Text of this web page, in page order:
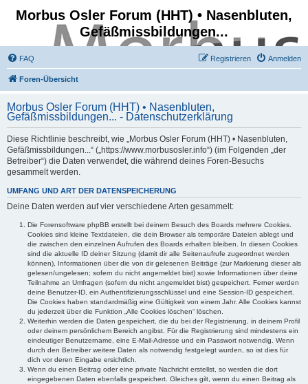
Morbus Osler Forum (HHT) • Nasenbluten,
Gefäßmissbildungen...
FAQ Anmelden
Registrieren
Foren-Übersicht
Morbus Osler Forum (HHT) • Nasenbluten,
Gefäßmissbildungen... - Datenschutzerklärung
Diese Richtlinie beschreibt, wie „Morbus Osler Forum (HHT) • Nasenbluten,
Gefäßmissbildungen...“ („https://www.morbusosler.info“) (im Folgenden „der
Betreiber“) die Daten verwendet, die während deines Foren-Besuchs
gesammelt werden.
UMFANG UND ART DER DATENSPEICHERUNG
Deine Daten werden auf vier verschiedene Arten gesammelt:
Die Forensoftware phpBB erstellt bei deinem Besuch des Boards mehrere Cookies.
Cookies sind kleine Textdateien, die dein Browser als temporäre Dateien ablegt und
die zwischen den einzelnen Aufrufen des Boards erhalten bleiben. In diesen Cookies
sind die aktuelle ID deiner Sitzung (damit dir alle Seitenaufrufe zugeordnet werden
können), Informationen über die von dir gelesenen Beiträge (zur Markierung dieser als
gelesen/ungelesen; sofern du nicht angemeldet bist) sowie Informationen über deine
Teilnahme an Umfragen (sofern du nicht angemeldet bist) gespeichert. Ferner werden
deine Benutzer-ID, ein Authentifizierungsschlüssel und eine Session-ID gespeichert.
Die Cookies haben standardmäßig eine Gültigkeit von einem Jahr. Alle Cookies kannst
du jederzeit über die Funktion „Alle Cookies löschen“ löschen.
Weiterhin werden die Daten gespeichert, die du bei der Registrierung, in deinem Profil
oder deinem persönlichem Bereich angibst. Für die Registrierung sind mindestens ein
eindeutiger Benutzername, eine E-Mail-Adresse und ein Passwort notwendig. Wenn
durch den Betreiber weitere Daten als notwendig festgelegt wurden, so ist dies für
dich vor deren Eingabe ersichtlich.
Wenn du einen Beitrag oder eine private Nachricht erstellst, so werden die dort
eingegebenen Daten ebenfalls gespeichert. Gleiches gilt, wenn du einen Beitrag als